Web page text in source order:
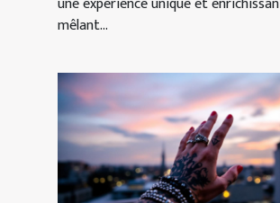
mêlant...